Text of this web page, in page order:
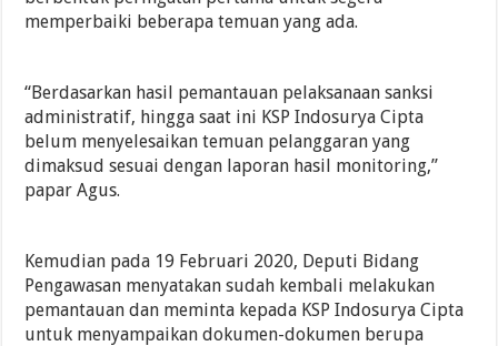
memperbaiki beberapa temuan yang ada.
“Berdasarkan hasil pemantauan pelaksanaan sanksi
administratif, hingga saat ini KSP Indosurya Cipta
belum menyelesaikan temuan pelanggaran yang
dimaksud sesuai dengan laporan hasil monitoring,”
papar Agus.
Kemudian pada 19 Februari 2020, Deputi Bidang
Pengawasan menyatakan sudah kembali melakukan
pemantauan dan meminta kepada KSP Indosurya Cipta
untuk menyampaikan dokumen-dokumen berupa